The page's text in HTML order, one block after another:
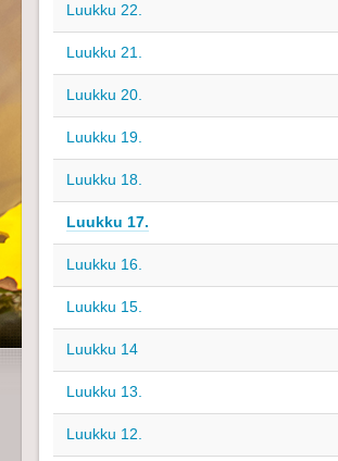
Luukku 22.
Luukku 21.
Luukku 20.
Luukku 19.
Luukku 18.
Luukku 17.
Luukku 16.
Luukku 15.
Luukku 14
Luukku 13.
Luukku 12.